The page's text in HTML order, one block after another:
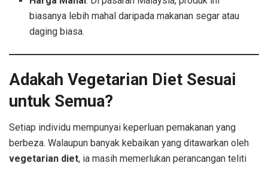
biasanya lebih mahal daripada makanan segar atau
daging biasa.
Adakah Vegetarian Diet Sesuai
untuk Semua?
Setiap individu mempunyai keperluan pemakanan yang
berbeza. Walaupun banyak kebaikan yang ditawarkan oleh
vegetarian diet, ia masih memerlukan perancangan teliti